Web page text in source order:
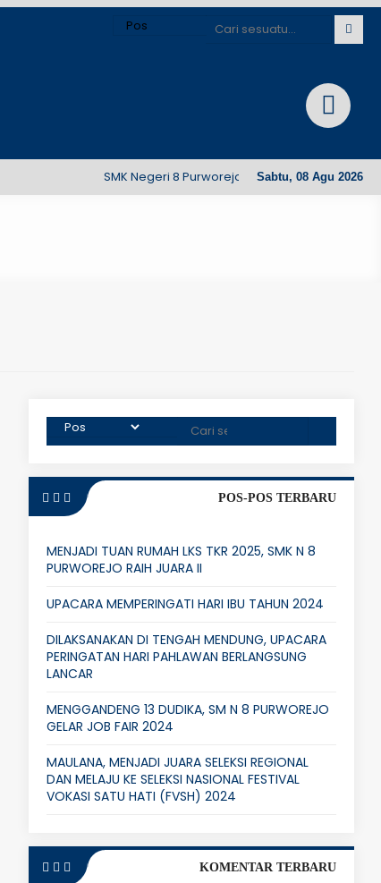
Sabtu, 08 Agu 2026
SMK Negeri 8 Purworejo. Desa Bajangrejo,
POS-POS TERBARU
MENJADI TUAN RUMAH LKS TKR 2025, SMK N 8
PURWOREJO RAIH JUARA II
UPACARA MEMPERINGATI HARI IBU TAHUN 2024
DILAKSANAKAN DI TENGAH MENDUNG, UPACARA
PERINGATAN HARI PAHLAWAN BERLANGSUNG
LANCAR
MENGGANDENG 13 DUDIKA, SM N 8 PURWOREJO
GELAR JOB FAIR 2024
MAULANA, MENJADI JUARA SELEKSI REGIONAL
DAN MELAJU KE SELEKSI NASIONAL FESTIVAL
VOKASI SATU HATI (FVSH) 2024
KOMENTAR TERBARU